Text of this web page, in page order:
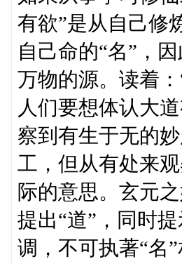
有欲”是从自己修
自己命的“名”，
万物的源。读着
人们要想体认大
察到有生于无的
工，但从有处来
际的意思。玄元
提出“道”，同时
调，不可执著“名